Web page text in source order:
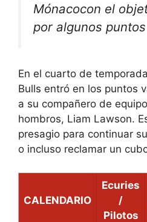
Mónacocon el
por algunos
En el cuarto de
Bulls entró en los puntos
a su compañero de
hombros, Liam Lawson.
presagio para continuar
o incluso reclamar un
CALENDARIO
Ecuries
/
Pilotos